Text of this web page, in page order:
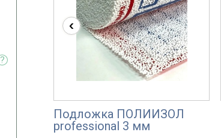
Подложка ПОЛИИЗОЛ
professional 3 мм
‹
?